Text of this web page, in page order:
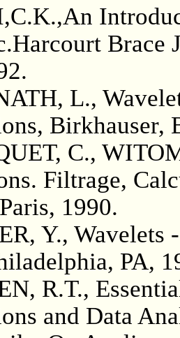
Brace
L.,
Birkhauser,
C.,
Filtrage,
1990.
Y., Wavelets
PA,
R.T.,
and Data